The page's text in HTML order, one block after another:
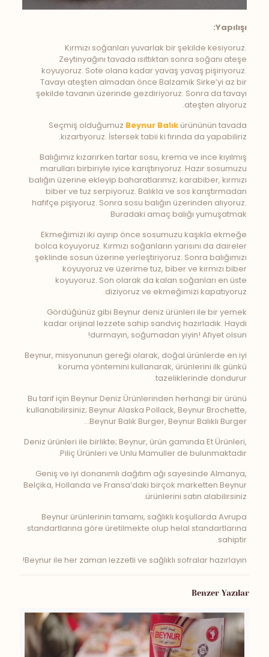
Yapılışı:
Kırmızı soğanları yuvarlak bir şekilde kesiyoruz.
Zeytinyağını tavada ısıttıktan sonra soğanı ateşe
koyuyoruz. Sote olana kadar yavaş yavaş pişiriyoruz.
Tavayı ateşten almadan önce Balzamik Sirke’yi az bir
şekilde tavanın üzerinde gezdiriyoruz. Sonra da tavayı
ateşten alıyoruz.
Seçmiş olduğumuz Beynur Balık ürününün tavada
kızartıyoruz. İstersek tabii ki fırında da yapabiliriz.
Balığımız kızarırken tartar sosu, krema ve ince kıyılmış
marulları birbiriyle iyice karıştırıyoruz. Hazır sosumuzu
balığın üzerine ekleyip baharatlarımız; karabiber, kırmızı
biber ve tuz serpiyoruz. Balıkla ve sos karıştırmadan
hafifçe pişiyoruz. Sonra sosu balığın üzerinden alıyoruz.
Buradaki amaç balığı yumuşatmak
Ekmeğimizi iki ayırıp önce sosumuzu kaşıkla ekmeğe
bolca koyuyoruz. Kırmızı soğanların yarısını da daireler
şeklinde sosun üzerine yerleştiriyoruz. Sonra balığımızı
koyuyoruz ve üzerime tuz, biber ve kırmızı biber
koyuyoruz. Son olarak da kalan soğanları en üste
diziyoruz ve ekmeğimizi kapatıyoruz.
Gördüğünüz gibi Beynur deniz ürünleri ile bir yemek
kadar orijinal lezzete sahip sandviç hazırladık. Haydi
durmayın, soğumadan yiyin! Afiyet olsun!
Beynur, misyonunun gereği olarak, doğal ürünlerde en iyi
koruma yöntemini kullanarak, ürünlerini ilk günkü
tazeliklerinde dondurur.
Bu tarif için Beynur Deniz Ürünlerinden herhangi bir ürünü
kullanabilirsiniz; Beynur Alaska Pollack, Beynur Brochette,
Beynur Balık Burger, Beynur Balıklı Burger…
Deniz ürünleri ile birlikte; Beynur, ürün gamında Et Ürünleri,
Piliç Ürünleri ve Unlu Mamuller de bulunmaktadır.
Geniş ve iyi donanımlı dağıtım ağı sayesinde Almanya,
Belçika, Hollanda ve Fransa’daki birçok marketten Beynur
ürünlerini satın alabilirsiniz.
Beynur ürünlerinin tamamı, sağlıklı koşullarda Avrupa
standartlarına göre üretilmekte olup helal standartlarına
sahiptir.
Beynur ile her zaman lezzetli ve sağlıklı sofralar hazırlayın!
Benzer Yazılar